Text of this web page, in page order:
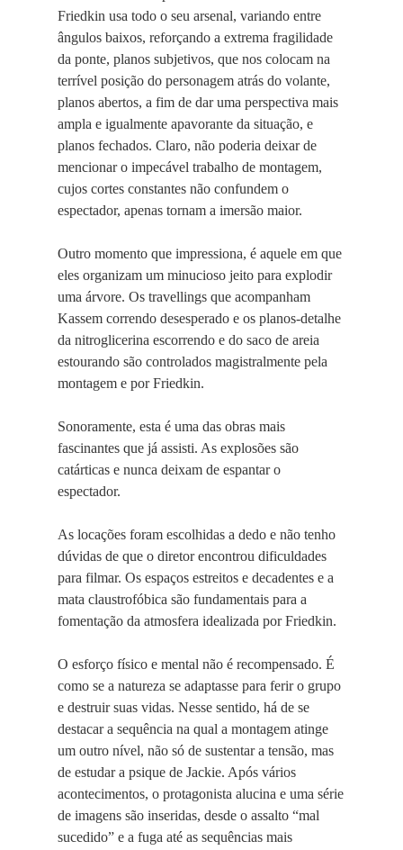
Friedkin usa todo o seu arsenal, variando entre
ângulos baixos, reforçando a extrema fragilidade
da ponte, planos subjetivos, que nos colocam na
terrível posição do personagem atrás do volante,
planos abertos, a fim de dar uma perspectiva mais
ampla e igualmente apavorante da situação, e
planos fechados. Claro, não poderia deixar de
mencionar o impecável trabalho de montagem,
cujos cortes constantes não confundem o
espectador, apenas tornam a imersão maior.
Outro momento que impressiona, é aquele em que
eles organizam um minucioso jeito para explodir
uma árvore. Os travellings que acompanham
Kassem correndo desesperado e os planos-detalhe
da nitroglicerina escorrendo e do saco de areia
estourando são controlados magistralmente pela
montagem e por Friedkin.
Sonoramente, esta é uma das obras mais
fascinantes que já assisti. As explosões são
catárticas e nunca deixam de espantar o
espectador.
As locações foram escolhidas a dedo e não tenho
dúvidas de que o diretor encontrou dificuldades
para filmar. Os espaços estreitos e decadentes e a
mata claustrofóbica são fundamentais para a
fomentação da atmosfera idealizada por Friedkin.
O esforço físico e mental não é recompensado. É
como se a natureza se adaptasse para ferir o grupo
e destruir suas vidas. Nesse sentido, há de se
destacar a sequência na qual a montagem atinge
um outro nível, não só de sustentar a tensão, mas
de estudar a psique de Jackie. Após vários
acontecimentos, o protagonista alucina e uma série
de imagens são inseridas, desde o assalto “mal
sucedido” e a fuga até as sequências mais